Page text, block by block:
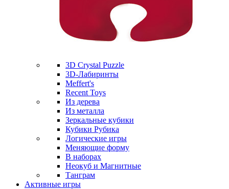
3D Crystal Puzzle
3D-Лабиринты
Meffert's
Recent Toys
Из дерева
Из металла
Зеркальные кубики
Кубики Рубика
Логические игры
Меняющие форму
В наборах
Неокуб и Магнитные
Танграм
Активные игры